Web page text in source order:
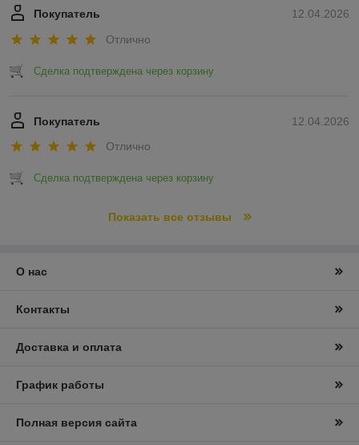
12.04.2026
Покупатель
Отлично
Сделка подтверждена через корзину
12.04.2026
Покупатель
Отлично
Сделка подтверждена через корзину
Показать все отзывы
О нас
Контакты
Доставка и оплата
График работы
Полная версия сайта